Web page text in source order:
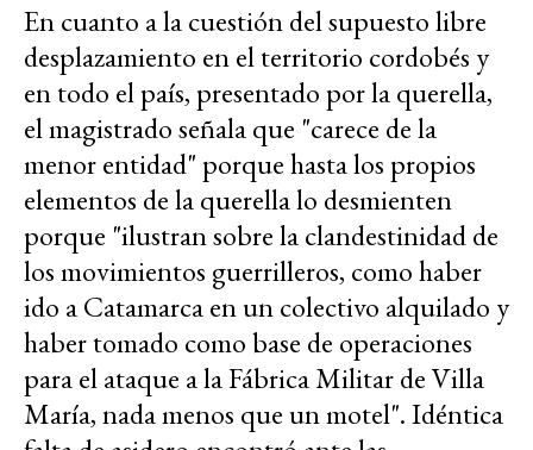
En cuanto a la cuestión del supuesto libre
desplazamiento en el territorio cordobés y
en todo el país, presentado por la querella,
el magistrado señala que "carece de la
menor entidad" porque hasta los propios
elementos de la querella lo desmienten
porque "ilustran sobre la clandestinidad de
los movimientos guerrilleros, como haber
ido a Catamarca en un colectivo alquilado y
haber tomado como base de operaciones
para el ataque a la Fábrica Militar de Villa
María, nada menos que un motel". Idéntica